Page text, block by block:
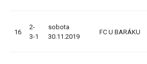
16
2-
3-1
sobota
30.11.2019
FC U BARÁKU